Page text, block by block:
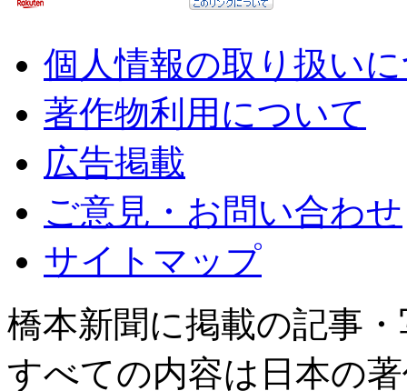
個人情報の取り扱い
著作物利用について
広告掲載
ご意見・お問い合わせ
サイトマップ
橋本新聞に掲載の記事
すべての内容は日本の